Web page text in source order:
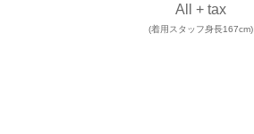
All + tax
(着用スタッフ身長167cm)